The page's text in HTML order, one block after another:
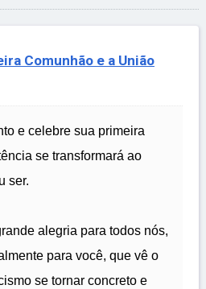
Comunhão e a União
e celebre sua primeira
se transformará ao
ser.
alegria para todos nós,
para você, que vê o
se tornar concreto e